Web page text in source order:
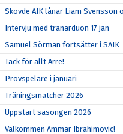
Skövde AIK lånar Liam Svensson
Intervju med tränarduon 17 jan
Samuel Sörman fortsätter i SAIK
Tack för allt Arre!
Provspelare i januari
Träningsmatcher 2026
Uppstart säsongen 2026
Välkommen Ammar Ibrahimovic!